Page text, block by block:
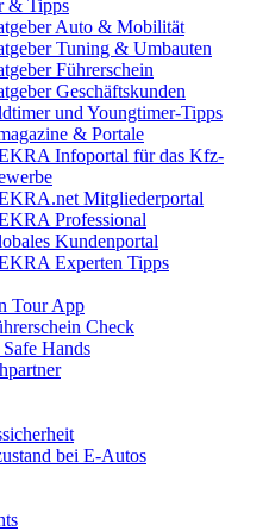
& Tipps
Auto & Mobilität
Tuning & Umbauten
Führerschein
Geschäftskunden
und Youngtimer-Tipps
& Portale
Infoportal für das Kfz-
Mitgliederportal
Professional
Kundenportal
Experten Tipps
Tour App
Check
Hands
bei E-Autos